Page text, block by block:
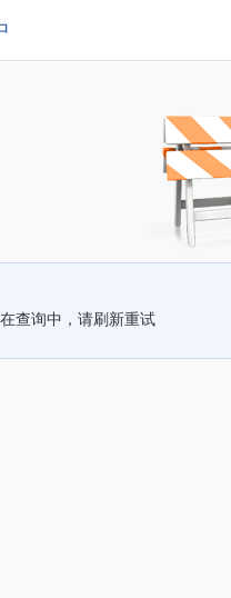
查询中，请刷新重试